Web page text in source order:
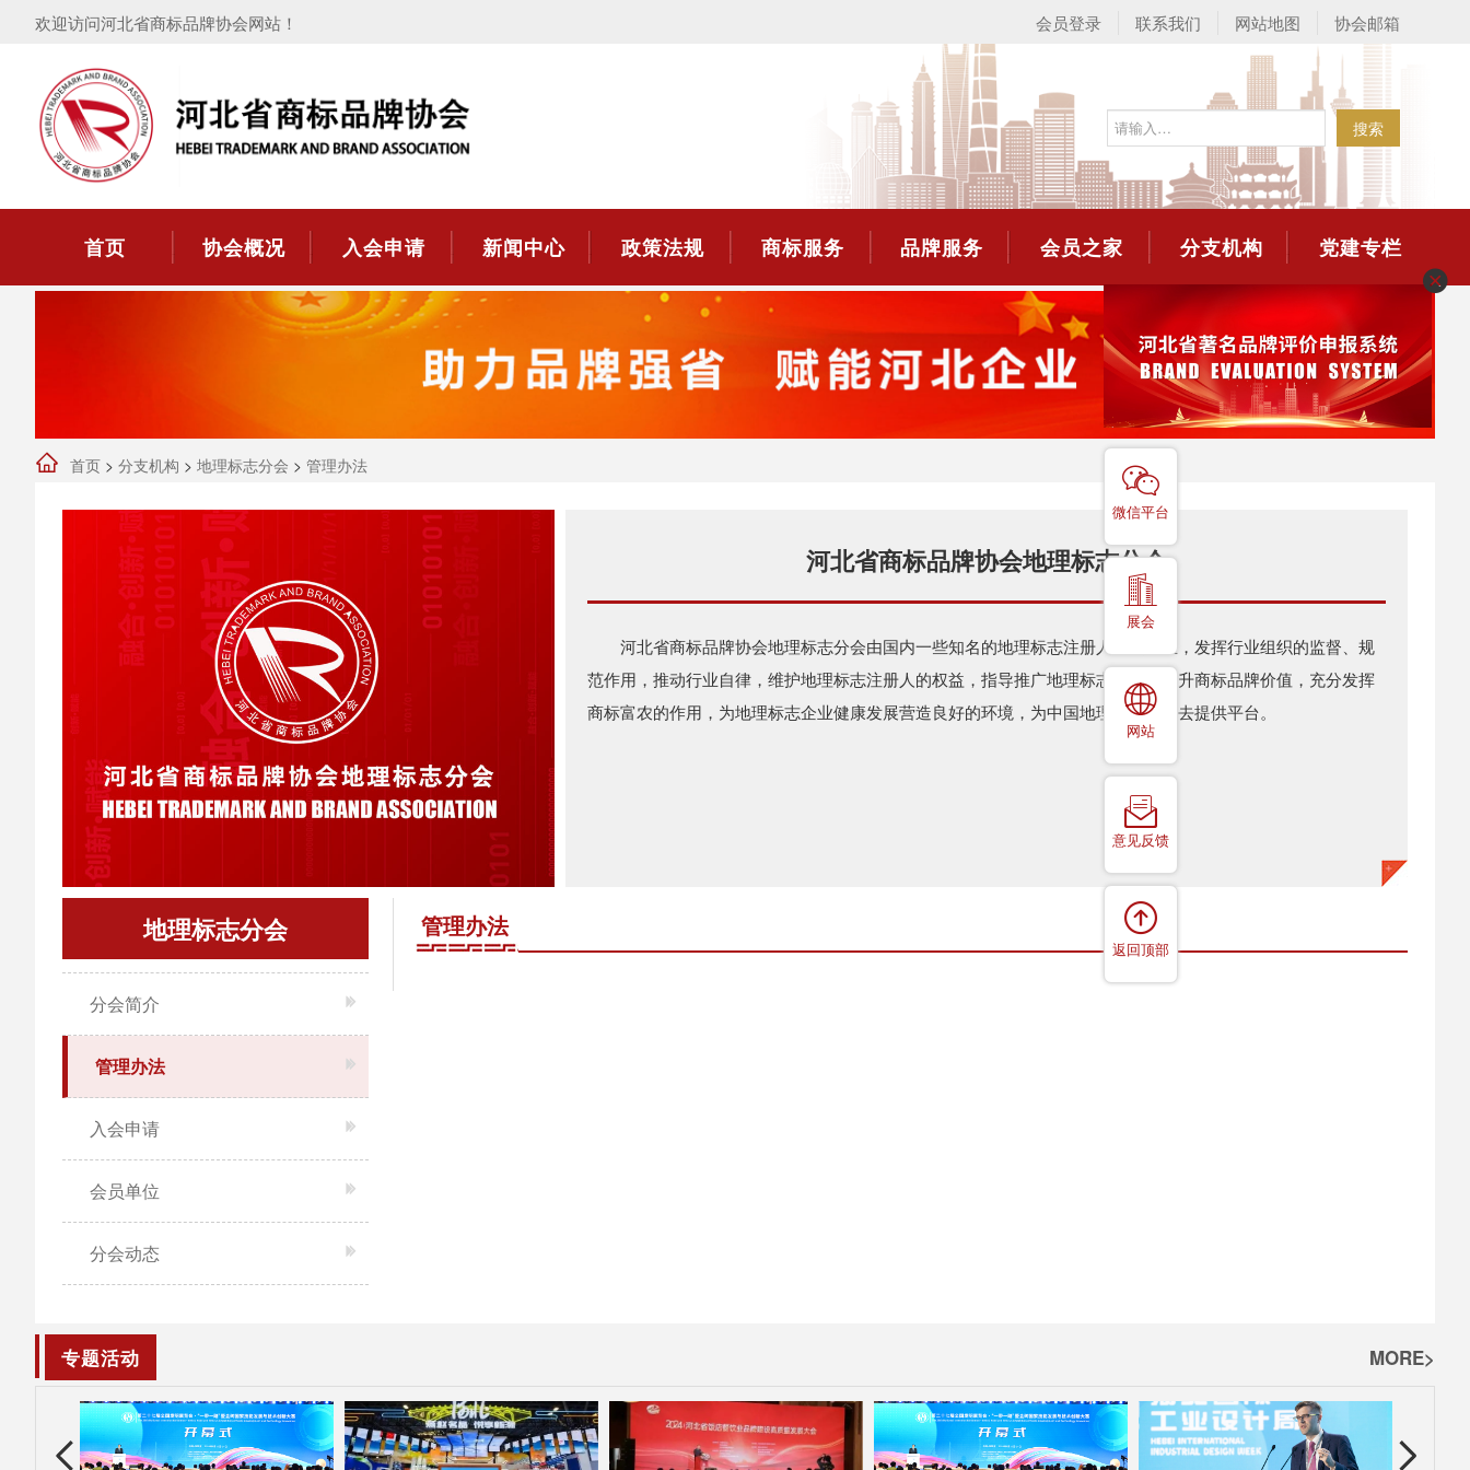
欢迎访问河北省商标品牌协会网站！ 会员登录 联系我们 网站地图 协会邮箱
搜索
首页 协会概况 入会申请 新闻中心 政策法规 商标服务 品牌服务 会员之家 分支机构 党建专栏
首页 > 分支机构 > 地理标志分会 > 管理办法
河北省商标品牌协会地理标志分会
河北省商标品牌协会地理标志分会由国内一些知名的地理标志注册人发起成立，发挥行业组织的监督、规
范作用，推动行业自律，维护地理标志注册人的权益，指导推广地理标志产品，提升商标品牌价值，充分发挥
商标富农的作用，为地理标志企业健康发展营造良好的环境，为中国地理标志走出去提供平台。
地理标志分会
分会简介
管理办法
入会申请
会员单位
分会动态
管理办法
专题活动 MORE>
微信平台
展会
网站
意见反馈
返回顶部